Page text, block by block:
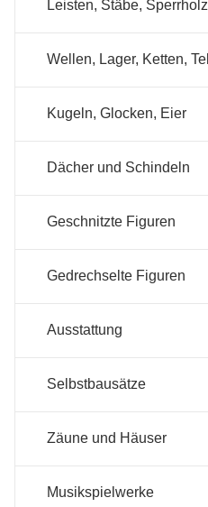
Leisten, Stäbe, Sperrholz
Wellen, Lager, Ketten,
Kugeln, Glocken, Eier
Dächer und Schindeln
Geschnitzte Figuren
Gedrechselte Figuren
Ausstattung
Selbstbausätze
Zäune und Häuser
Musikspielwerke